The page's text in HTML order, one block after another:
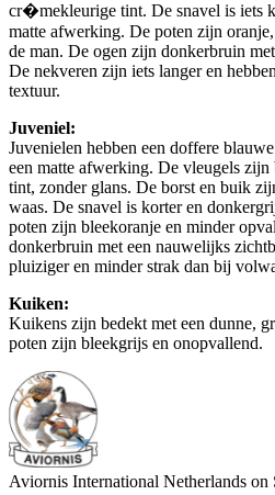
cr�mekleurige tint. De snavel is iets
matte afwerking. De poten zijn
de man. De ogen zijn donkerbruin
De nekveren zijn iets langer en
textuur.
Juveniel:
Juvenielen hebben een doffere
een matte afwerking. De vleugels
tint, zonder glans. De borst en buik
waas. De snavel is korter en
poten zijn bleekoranje en minder
donkerbruin met een nauwelijks
pluiziger en minder strak dan bij
Kuiken:
Kuikens zijn bedekt met een dunne,
poten zijn bleekgrijs en onopvallend.
Aviornis International Netherlands on